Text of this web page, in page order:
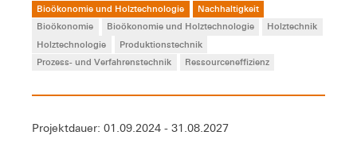
Bioökonomie und Holztechnologie
Nachhaltigkeit
Bioökonomie
Bioökonomie und Holztechnologie
Holztechnik
Holztechnologie
Produktionstechnik
Prozess- und Verfahrenstechnik
Ressourceneffizienz
Projektdauer: 01.09.2024 - 31.08.2027